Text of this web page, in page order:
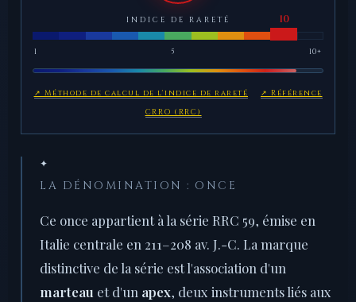
INDICE DE RARETÉ
1 5 10+
↗ Méthode de calcul de l'indice de rareté
↗ Référence
CRRO (RRC)
✦
LA DÉNOMINATION : ONCE
Ce once appartient à la série RRC 59, émise en
Italie centrale en 211–208 av. J.-C. La marque
distinctive de la série est l'association d'un
marteau et d'un apex, deux instruments liés aux